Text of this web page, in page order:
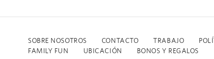
SOBRE NOSOTROS CONTACTO TRABAJO
FAMILY FUN
UBICACIÓN BONOS Y REGALOS